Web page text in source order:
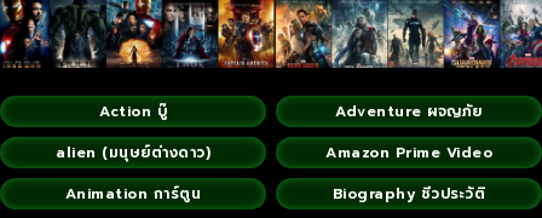
Action บู๊
Adventure ผจญภัย
alien (มนุษย์ต่างดาว)
Amazon Prime Video
Animation การ์ตูน
Biography ชีวประวัติ